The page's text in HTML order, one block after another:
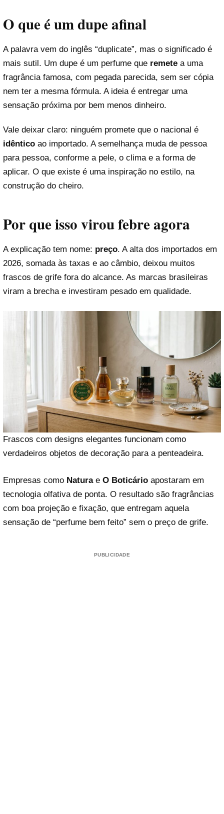
O que é um dupe afinal
A palavra vem do inglês “duplicate”, mas o significado é
mais sutil. Um dupe é um perfume que remete a uma
fragrância famosa, com pegada parecida, sem ser cópia
nem ter a mesma fórmula. A ideia é entregar uma
sensação próxima por bem menos dinheiro.
Vale deixar claro: ninguém promete que o nacional é
idêntico ao importado. A semelhança muda de pessoa
para pessoa, conforme a pele, o clima e a forma de
aplicar. O que existe é uma inspiração no estilo, na
construção do cheiro.
Por que isso virou febre agora
A explicação tem nome: preço. A alta dos importados em
2026, somada às taxas e ao câmbio, deixou muitos
frascos de grife fora do alcance. As marcas brasileiras
viram a brecha e investiram pesado em qualidade.
Frascos com designs elegantes funcionam como
verdadeiros objetos de decoração para a penteadeira.
Empresas como Naturae O Boticário apostaram em
tecnologia olfativa de ponta. O resultado são fragrâncias
com boa projeção e fixação, que entregam aquela
sensação de “perfume bem feito” sem o preço de grife.
PUBLICIDADE